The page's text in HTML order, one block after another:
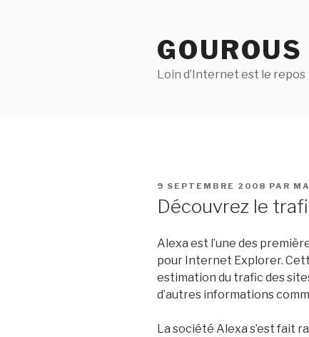
Loin d’Internet est le repos
PUBLIÉ
9 SEPTEMBRE 2008 PAR
Découvrez le
Alexa est l’une des
pour Internet Explorer.
estimation du trafic des
d’autres informations
La société Alexa s’est fait